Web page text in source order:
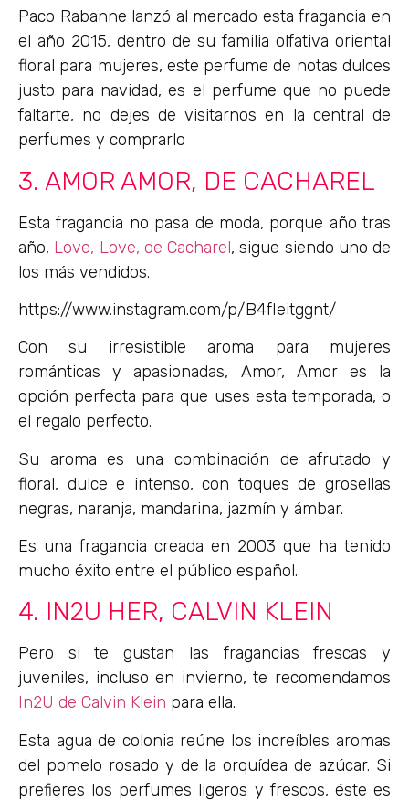
Paco Rabanne lanzó al mercado esta fragancia en
el año 2015, dentro de su familia olfativa oriental
floral para mujeres, este perfume de notas dulces
justo para navidad, es el perfume que no puede
faltarte, no dejes de visitarnos en la central de
perfumes y comprarlo
3. AMOR AMOR, DE CACHAREL
Esta fragancia no pasa de moda, porque año tras
año, Love, Love, de Cacharel, sigue siendo uno de
los más vendidos.
https://www.instagram.com/p/B4fIeitggnt/
Con su irresistible aroma para mujeres
románticas y apasionadas, Amor, Amor es la
opción perfecta para que uses esta temporada, o
el regalo perfecto.
Su aroma es una combinación de afrutado y
floral, dulce e intenso, con toques de grosellas
negras, naranja, mandarina, jazmín y ámbar.
Es una fragancia creada en 2003 que ha tenido
mucho éxito entre el público español.
4. IN2U HER, CALVIN KLEIN
Pero si te gustan las fragancias frescas y
juveniles, incluso en invierno, te recomendamos
In2U de Calvin Klein para ella.
Esta agua de colonia reúne los increíbles aromas
del pomelo rosado y de la orquídea de azúcar. Si
prefieres los perfumes ligeros y frescos, éste es